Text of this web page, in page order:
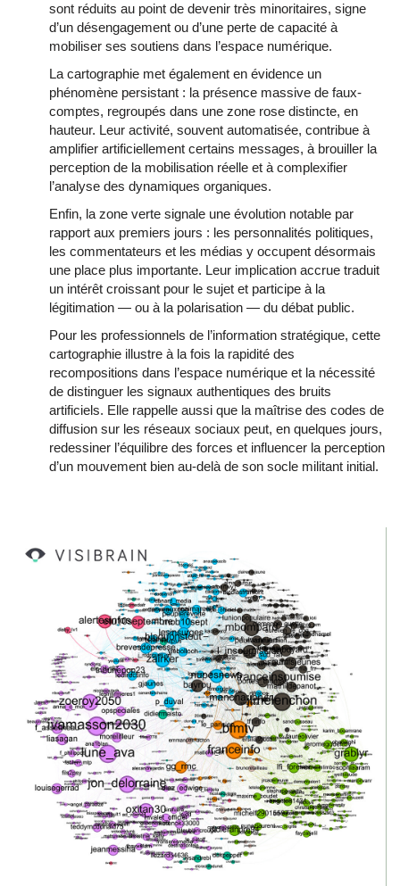
sont réduits au point de devenir très minoritaires, signe
d’un désengagement ou d’une perte de capacité à
mobiliser ses soutiens dans l’espace numérique.
La cartographie met également en évidence un
phénomène persistant : la présence massive de faux-
comptes, regroupés dans une zone rose distincte, en
hauteur. Leur activité, souvent automatisée, contribue à
amplifier artificiellement certains messages, à brouiller la
perception de la mobilisation réelle et à complexifier
l’analyse des dynamiques organiques.
Enfin, la zone verte signale une évolution notable par
rapport aux premiers jours : les personnalités politiques,
les commentateurs et les médias y occupent désormais
une place plus importante. Leur implication accrue traduit
un intérêt croissant pour le sujet et participe à la
légitimation — ou à la polarisation — du débat public.
Pour les professionnels de l’information stratégique, cette
cartographie illustre à la fois la rapidité des
recompositions dans l’espace numérique et la nécessité
de distinguer les signaux authentiques des bruits
artificiels. Elle rappelle aussi que la maîtrise des codes de
diffusion sur les réseaux sociaux peut, en quelques jours,
redessiner l’équilibre des forces et influencer la perception
d’un mouvement bien au-delà de son socle militant initial.